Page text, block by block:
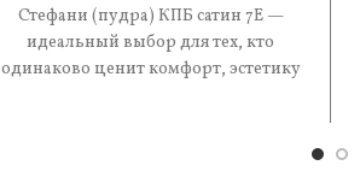
Стефани (пудра) КПБ сатин 7Е —
идеальный выбор для тех, кто
одинаково ценит комфорт, эстетику